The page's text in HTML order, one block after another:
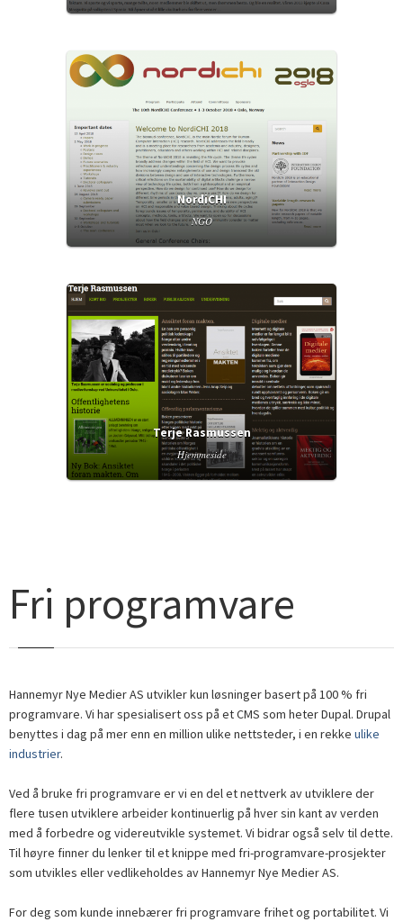
NordiCHI
NGO
Terje Rasmussen
Hjemmeside
Fri programvare
Hannemyr Nye Medier AS utvikler kun løsninger basert på 100 % fri
programvare. Vi har spesialisert oss på et CMS som heter Dupal. Drupal
benyttes i dag på mer enn en million ulike nettsteder, i en rekke ulike
industrier.
Ved å bruke fri programvare er vi en del et nettverk av utviklere der
flere tusen utviklere arbeider kontinuerlig på hver sin kant av verden
med å forbedre og videreutvikle systemet. Vi bidrar også selv til dette.
Til høyre finner du lenker til et knippe med fri-programvare-prosjekter
som utvikles eller vedlikeholdes av Hannemyr Nye Medier AS.
For deg som kunde innebærer fri programvare frihet og portabilitet. Vi